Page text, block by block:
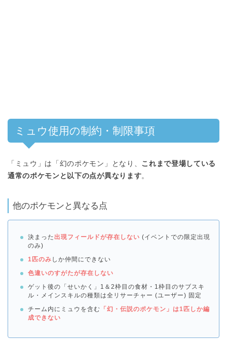
ミュウ使用の制約・制限事項
「ミュウ」は「幻のポケモン」となり、 これまで登場している
通常のポケモンと以下の点が異なります。
他のポケモンと異なる点
決まった出現フィールドが存在しない (イベントでの限定出現
のみ)
1匹のみ しか仲間にできない
色違いのすがたが存在しない
ゲット後の「せいかく」1＆2枠目の食材・1枠目のサブスキ
ル・メインスキルの種類は全リサーチャー (ユーザー) 固定
チーム内にミュウを含む 「幻・伝説のポケモン」は1匹しか編
成できない